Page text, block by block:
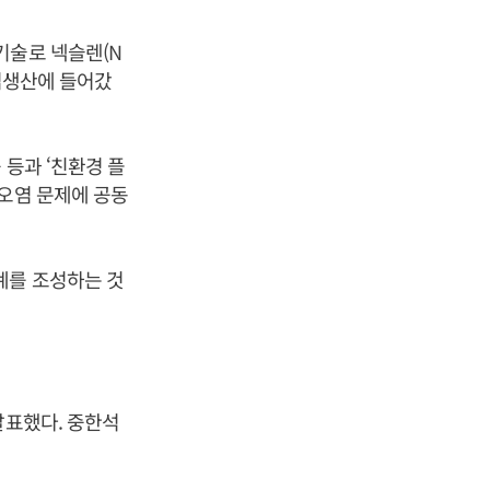
술로 넥슬렌(N
산에 들어갔
과 ‘친환경 플
염 문제에 공동
를 조성하는 것
했다. 중한석